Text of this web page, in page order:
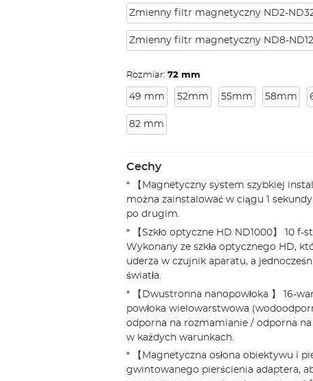
Zmienny filtr magnetyczny ND2-
Zmienny filtr magnetyczny ND8-
Rozmiar: 72 mm
49 mm 52mm 55mm 58mm
82 mm
Cechy
* 【Magnetyczny system szybkiej
można zainstalować w ciągu 1
po drugim.
* 【Szkło optyczne HD ND1000】 10
Wykonany ze szkła optycznego HD,
uderza w czujnik aparatu, a
światła.
* 【Dwustronna nanopowłoka 】 16-
powłoka wielowarstwowa
odporna na rozmamianie / odporna
w każdych warunkach.
* 【Magnetyczna osłona obiektywu i
gwintowanego pierścienia adaptera,